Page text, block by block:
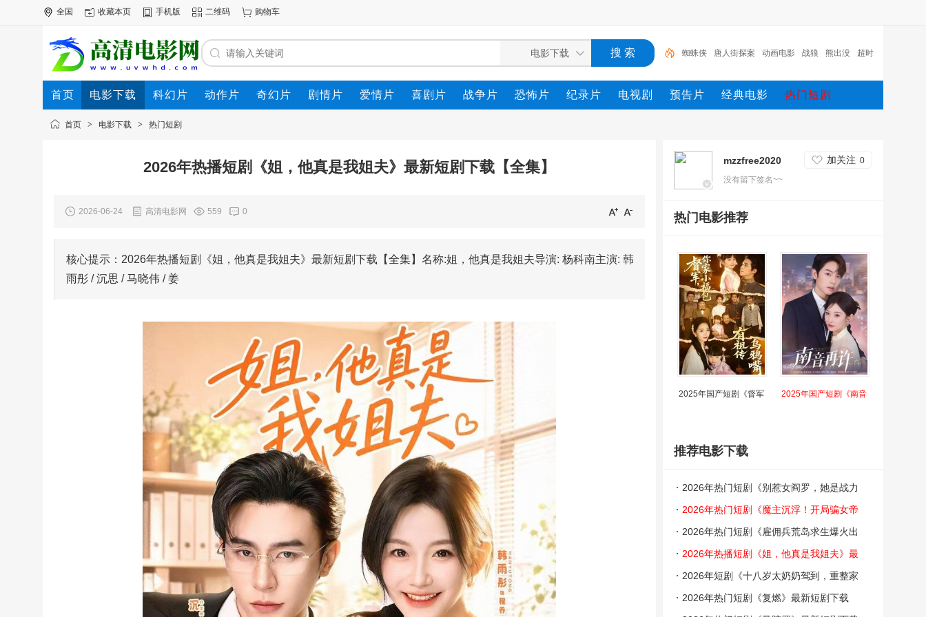
全国 收藏本页 手机版 二维码 购物车
蜘蛛侠 唐人街探案 动画电影 战狼 熊出没 超时
空 哥斯拉 重生 冰雪奇缘2 斗罗大陆
首页 电影下载 科幻片 动作片 奇幻片 剧情片 爱情片 喜剧片 战争片 恐怖片 纪录片 电视剧 预告片 经典电影 热门短剧
电影专题 下载帮助
首页 > 电影下载 > 热门短剧
2026年热播短剧《姐，他真是我姐夫》最新短剧下载【全集】
2026-06-24 高清电影网 559 0
核心提示：2026年热播短剧《姐，他真是我姐夫》最新短剧下载【全集】名称:姐，他真是我姐夫导演: 杨科南主演: 韩
雨彤 / 沉思 / 马晓伟 / 姜
mzzfree2020 加关注 0
没有留下签名~~
热门电影推荐
2025年国产短剧《督军 2025年国产短剧《南音
推荐电影下载
2026年热门短剧《别惹女阎罗，她是战力
天花板》最新短剧下载【全集】
2026年热门短剧《魔主沉浮！开局骗女帝
下界》最新短剧下载【全集】
2026年热门短剧《雇佣兵荒岛求生爆火出
圈》最新短剧下载【全集】
2026年热播短剧《姐，他真是我姐夫》最
新短剧下载【全集】
2026年短剧《十八岁太奶奶驾到，重整家
族荣耀4》最新短剧下载【全集】
2026年热门短剧《复燃》最新短剧下载